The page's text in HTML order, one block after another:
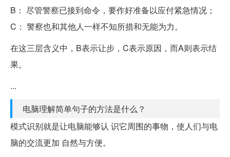
B： 尽管警察已接到命令，要作好准备以应付紧急情况；
C： 警察也和其他人一样不知所措和无能为力。
在这三层含义中，B表示让步，C表示原因，而A则表示结
果。
...
电脑理解简单句子的方法是什么？
模式识别就是让电脑能够认 识它周围的事物，使人们与电
脑的交流更加 自然与方便。